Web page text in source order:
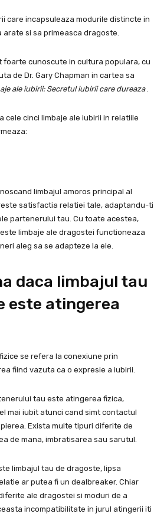
care incapsuleaza modurile distincte in
si sa primeasca dragoste.
foarte cunoscute in cultura populara, cu
de Dr. Gary Chapman in cartea sa
ale iubirii: Secretul iubirii care dureaza.
cele cinci limbaje ale iubirii in relatiile
limbajul amoros principal al
satisfactia relatiei tale, adaptandu-ti
partenerului tau. Cu toate acestea,
limbaje ale dragostei functioneaza
aleg sa se adapteze la ele.
daca limbajul tau
este atingerea
se refera la conexiune prin
fiind vazuta ca o expresie a iubirii.
tau este atingerea fizica,
mai iubit atunci cand simt contactul
Exista multe tipuri diferite de
de mana, imbratisarea sau sarutul.
limbajul tau de dragoste, lipsa
ar putea fi un dealbreaker. Chiar
ale dragostei si moduri de a
incompatibilitate in jurul atingerii iti